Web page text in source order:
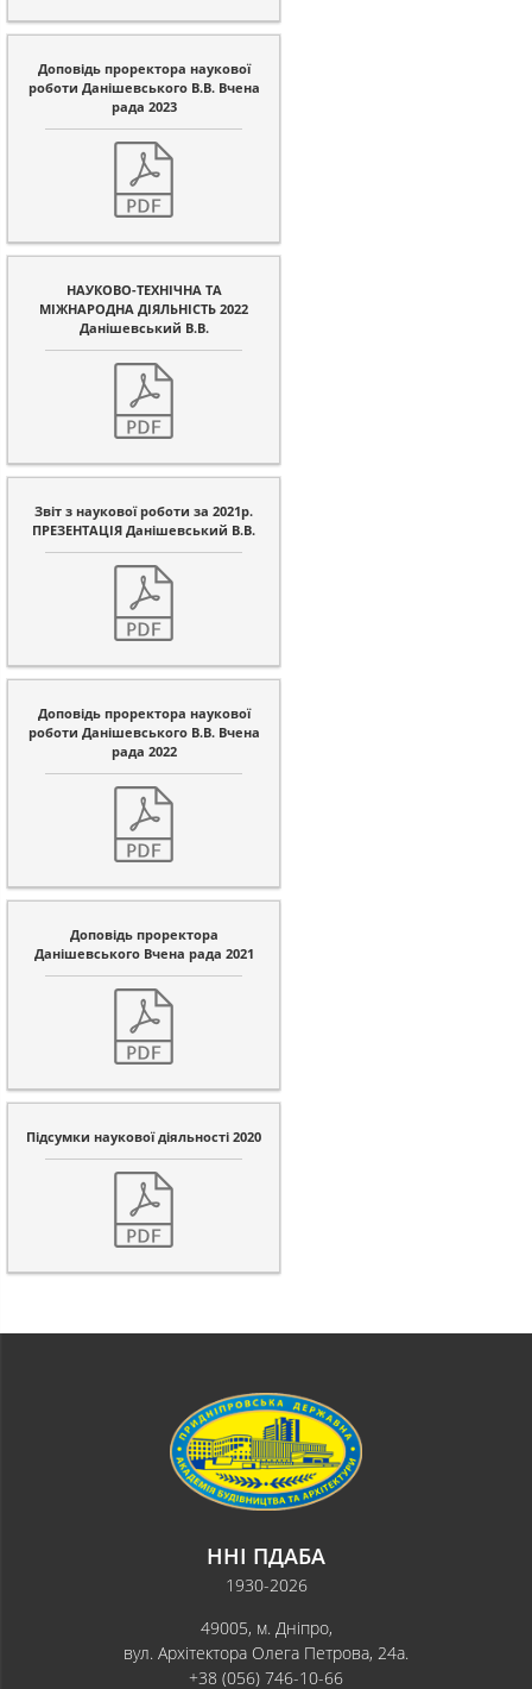
Доповідь проректора наукової
роботи Данішевського В.В. Вчена
рада 2023
НАУКОВО-ТЕХНІЧНА ТА
МІЖНАРОДНА ДІЯЛЬНІСТЬ 2022
Данішевський В.В.
Звіт з наукової роботи за 2021р.
ПРЕЗЕНТАЦІЯ Данішевський В.В.
Доповідь проректора наукової
роботи Данішевського В.В. Вчена
рада 2022
Доповідь проректора
Данішевського Вчена рада 2021
Підсумки наукової діяльності 2020
ННІ ПДАБА
1930-2026
49005, м. Дніпро,
вул. Архітектора Олега Петрова, 24а.
+38 (056) 746-10-66